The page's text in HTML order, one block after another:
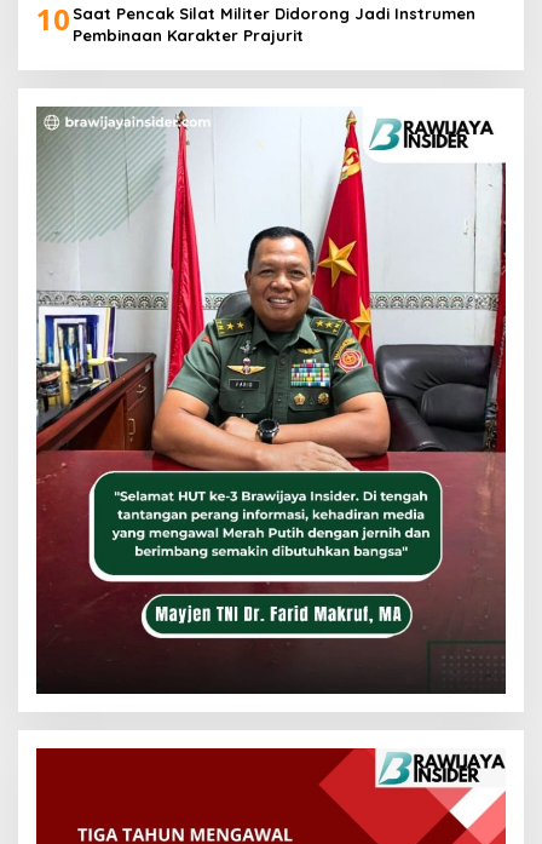
10 Saat Pencak Silat Militer Didorong Jadi Instrumen
Pembinaan Karakter Prajurit